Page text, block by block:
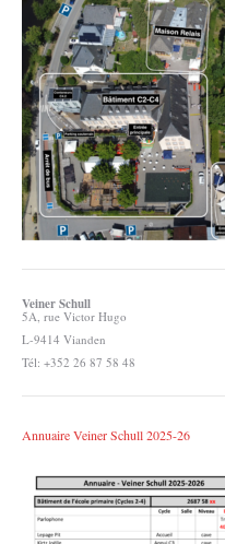
Veiner Schull
5A, rue Victor Hugo
L-9414 Vianden
Tél: +352 26 87 58 48
Annuaire Veiner Schull 2025-26